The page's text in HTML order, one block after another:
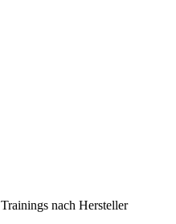
Trainings nach Hersteller